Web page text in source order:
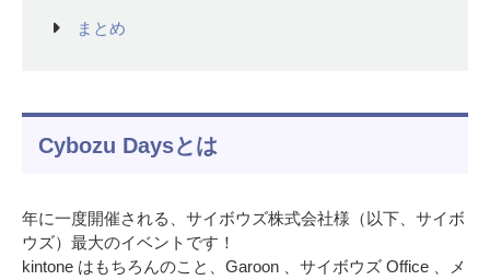
まとめ
Cybozu Daysとは
年に一度開催される、サイボウズ株式会社様（以下、サイボ
ウズ）最大のイベントです！
kintone はもちろんのこと、Garoon 、サイボウズ Office 、メ